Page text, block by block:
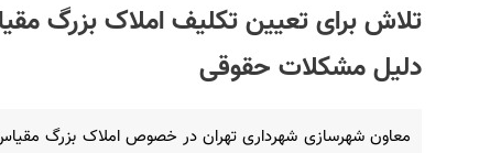
تلاش برای تعیین تکلیف املاک بزرگ
دلیل مشکلات حقوقی
معاون شهرسازی شهرداری تهران در خصوص املاک بزرگ